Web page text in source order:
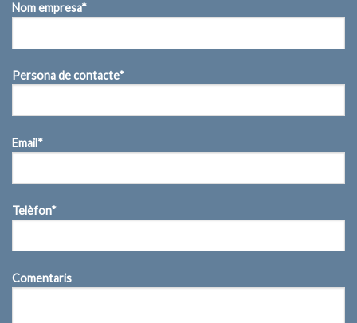
Nom empresa*
Persona de contacte*
Email*
Telèfon*
Comentaris